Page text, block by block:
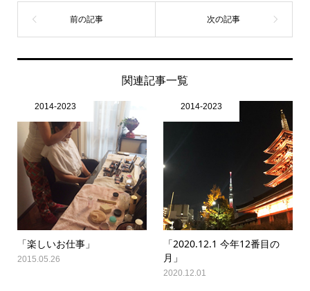
関連記事一覧
2014-2023
「楽しいお仕事」
2015.05.26
2014-2023
「2020.12.1 今年12番目の
月」
2020.12.01